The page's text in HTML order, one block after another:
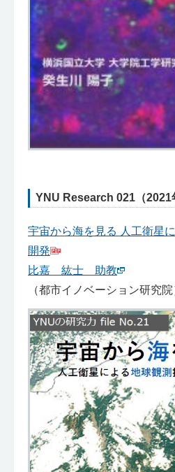
YNU Research 021（2021
宇宙から海を見る 人工衛星
開発
比嘉 紘士 助教
（都市イノベーション研究院